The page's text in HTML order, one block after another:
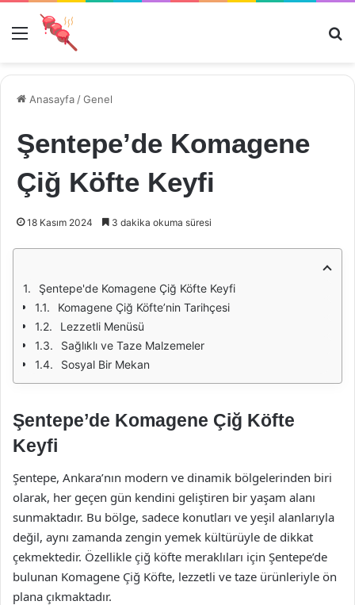
Menü
Anasayfa /Genel
Şentepe’de Komagene
Çiğ Köfte Keyfi
18 Kasım 2024 3 dakika okuma süresi
Şentepe'de Komagene Çiğ Köfte Keyfi
Komagene Çiğ Köfte’nin Tarihçesi
Lezzetli Menüsü
Sağlıklı ve Taze Malzemeler
Sosyal Bir Mekan
Şentepe’de Komagene Çiğ Köfte
Keyfi
Şentepe, Ankara’nın modern ve dinamik bölgelerinden biri
olarak, her geçen gün kendini geliştiren bir yaşam alanı
sunmaktadır. Bu bölge, sadece konutları ve yeşil alanlarıyla
değil, aynı zamanda zengin yemek kültürüyle de dikkat
çekmektedir. Özellikle çiğ köfte meraklıları için Şentepe’de
bulunan Komagene Çiğ Köfte, lezzetli ve taze ürünleriyle ön
plana çıkmaktadır.